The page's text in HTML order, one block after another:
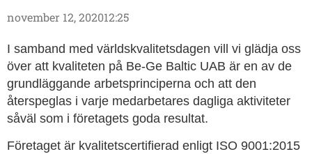
november 12, 202012:25
I samband med världskvalitetsdagen vill vi glädja oss
över att kvaliteten på Be-Ge Baltic UAB är en av de
grundläggande arbetsprinciperna och att den
återspeglas i varje medarbetares dagliga aktiviteter
såväl som i företagets goda resultat.
Företaget är kvalitetscertifierad enligt ISO 9001:2015